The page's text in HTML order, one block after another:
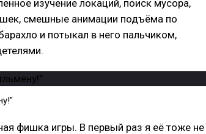
изучение локаций, поиск мусора,
смешные анимации подъёма по
и потыкал в него пальчиком,
фишка игры. В первый раз я её тоже не